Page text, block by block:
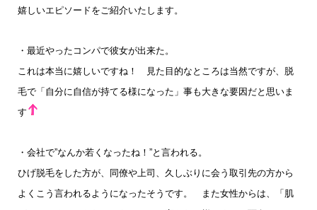
嬉しいエピソードをご紹介いたします。
・最近やったコンパで彼女が出来た。
これは本当に嬉しいですね！ 見た目的なところは当然ですが、脱
毛で「自分に自信が持てる様になった」事も大きな要因だと思いま
す
・会社で”なんか若くなったね！”と言われる。
ひげ脱毛をした方が、同僚や上司、久しぶりに会う取引先の方から
よくこう言われるようになったそうです。 また女性からは、「肌